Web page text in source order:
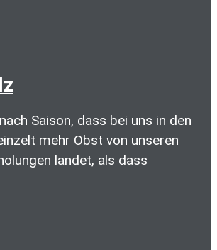
Saison, dass bei uns in den
mehr Obst von unseren
landet, als dass